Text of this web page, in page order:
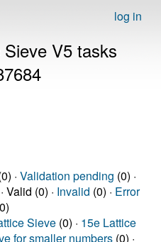
log in
V5 tasks
· Validation pending (0) ·
Valid (0) · Invalid (0) · Error
Sieve (0) · 15e Lattice
for smaller numbers (0) ·